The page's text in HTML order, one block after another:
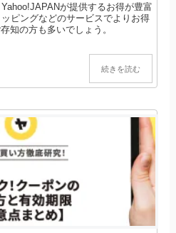
が提供するお得が豊富
ピングなどのサービスでよりお得
知の方も多いでしょう。
続きを読む